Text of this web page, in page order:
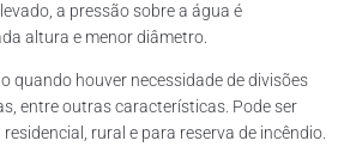
a pressão sobre a água é
altura e menor diâmetro.
quando houver necessidade de divisões
entre outras características. Pode ser
rural e para reserva de incêndio.